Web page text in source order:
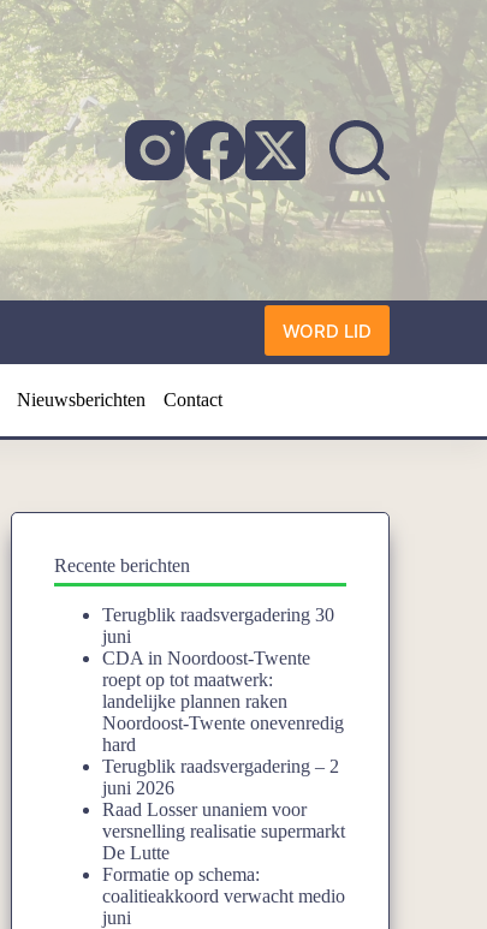
WORD LID
Nieuwsberichten Contact
Recente berichten
Terugblik raadsvergadering 30
juni
CDA in Noordoost-Twente
roept op tot maatwerk:
landelijke plannen raken
Noordoost-Twente onevenredig
hard
Terugblik raadsvergadering – 2
juni 2026
Raad Losser unaniem voor
versnelling realisatie supermarkt
De Lutte
Formatie op schema:
coalitieakkoord verwacht medio
juni